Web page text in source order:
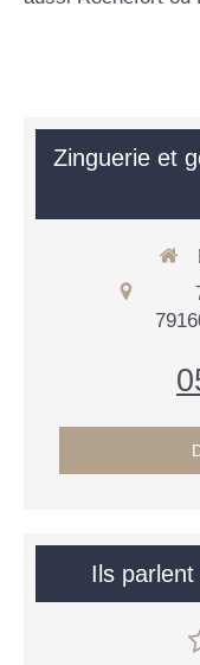
Zinguerie et
Ils